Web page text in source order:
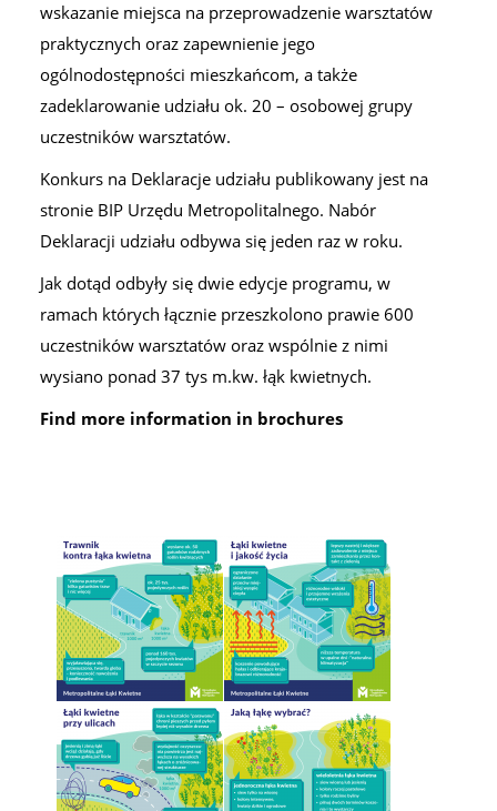
wskazanie miejsca na przeprowadzenie warsztatów
praktycznych oraz zapewnienie jego
ogólnodostępności mieszkańcom, a także
zadeklarowanie udziału ok. 20 – osobowej grupy
uczestników warsztatów.
Konkurs na Deklaracje udziału publikowany jest na
stronie BIP Urzędu Metropolitalnego. Nabór
Deklaracji udziału odbywa się jeden raz w roku.
Jak dotąd odbyły się dwie edycje programu, w
ramach których łącznie przeszkolono prawie 600
uczestników warsztatów oraz wspólnie z nimi
wysiano ponad 37 tys m.kw. łąk kwietnych.
Find more information in brochures